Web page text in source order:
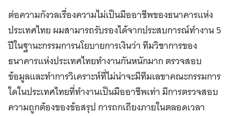
ต่อความกังวลเรื่องความไม่เป็นมืออาชีพของธนาคารแห่ง
ประเทศไทย ผมสามารถรับรองได้จากประสบการณ์ทำงาน 5
ปีในฐานะกรรมการนโยบายการเงินว่า ทีมวิชาการของ
ธนาคารแห่งประเทศไทยทำงานกันหนักมาก ตรวจสอบ
ข้อมูลและทำการวิเคราะห์ที่ไม่น่าจะมีทีมเลขาคณะกรรมการ
ใดในประเทศไทยที่ทำงานเป็นมืออาชีพเท่า มีการตรวจสอบ
ความถูกต้องของข้อสรุป การถกเถียงภายในตลอดเวลา